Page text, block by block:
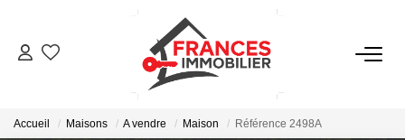
Accueil Maisons A vendre Maison Référence 2498A